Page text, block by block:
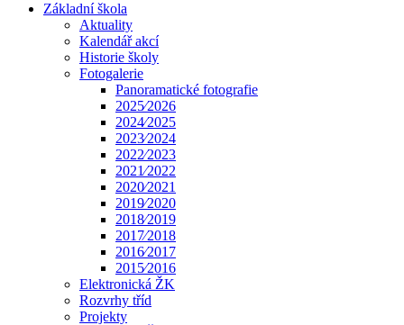
Základní škola
Aktuality
Kalendář akcí
Historie školy
Fotogalerie
Panoramatické fotografie
2025⁄2026
2024⁄2025
2023⁄2024
2022⁄2023
2021⁄2022
2020⁄2021
2019⁄2020
2018⁄2019
2017⁄2018
2016⁄2017
2015⁄2016
Elektronická ŽK
Rozvrhy tříd
Projekty